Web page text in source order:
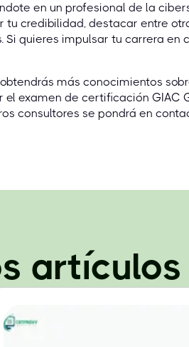
en un profesional de la
tu credibilidad, destacar entre
Si quieres impulsar tu carrera
más conocimientos
el examen de certificación GIAC
consultores se pondrá en
artículos